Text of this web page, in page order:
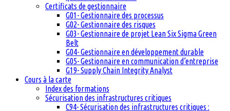
Certificats de gestionnaire
G01- Gestionnaire des processus
G02- Gestionnaire des risques
G03- Gestionnaire de projet Lean Six Sigma Green
Belt
G04- Gestionnaire en développement durable
G05- Gestionnaire en communication d’entreprise
G19- Supply Chain Integrity Analyst
Cours à la carte
Index des formations
Sécurisation des infrastructures critiques
C94- Sécurisation des infrastructures critiques :